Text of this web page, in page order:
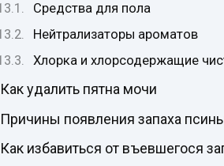
Средства для пола
Нейтрализаторы ароматов
Хлорка и хлорсодержащие
Как удалить пятна мочи
Причины появления запаха
Как избавиться от въевшегося